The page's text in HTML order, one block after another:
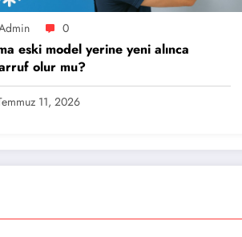
0
eski model yerine yeni alınca
olur mu?
11, 2026